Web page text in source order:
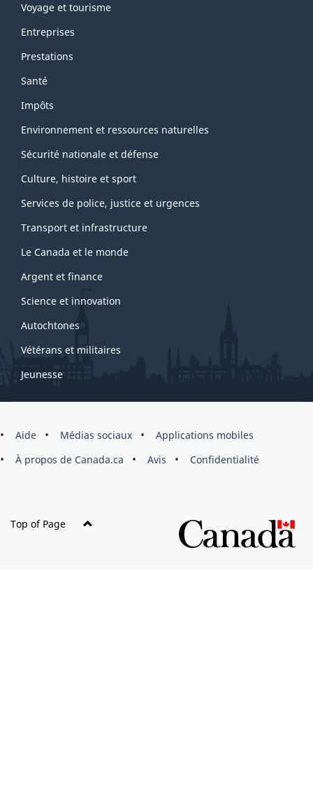
Voyage et tourisme
Entreprises
Prestations
Santé
Impôts
Environnement et ressources naturelles
Sécurité nationale et défense
Culture, histoire et sport
Services de police, justice et urgences
Transport et infrastructure
Le Canada et le monde
Argent et finance
Science et innovation
Autochtones
Vétérans et militaires
Jeunesse
Marque
du
Aide Médias sociaux
Applications mobiles
À propos de Canada.ca
Avis Confidentialité
Top of Page